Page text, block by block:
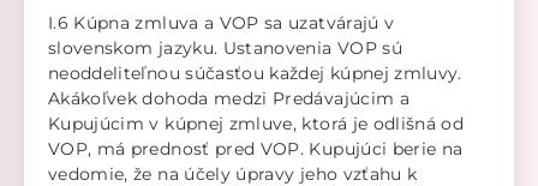
I.6 Kúpna zmluva a VOP sa uzatvárajú v
slovenskom jazyku. Ustanovenia VOP sú
neoddeliteľnou súčasťou každej kúpnej zmluvy.
Akákoľvek dohoda medzi Predávajúcim a
Kupujúcim v kúpnej zmluve, ktorá je odlišná od
VOP, má prednosť pred VOP. Kupujúci berie na
vedomie, že na účely úpravy jeho vzťahu k